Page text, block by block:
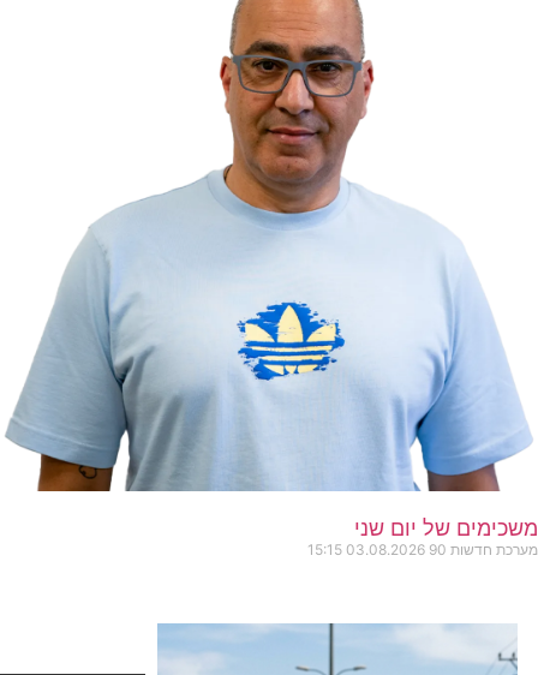
משכימים של יום שני
מערכת חדשות 90 03.08.2026
15:15